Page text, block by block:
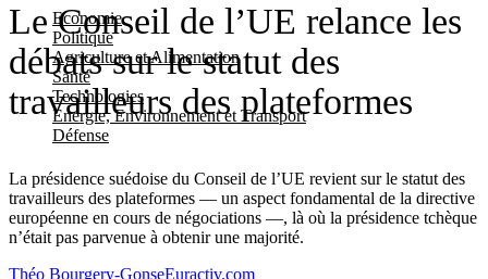
Economie
Politique
Agriculture et Alimentation
Santé
Technologies
Energie, Environnement et Transport
Défense
Le Conseil de l’UE relance les
débats sur le statut des
travailleurs des plateformes
La présidence suédoise du Conseil de l’UE revient sur le statut des
travailleurs des plateformes — un aspect fondamental de la directive
européenne en cours de négociations —, là où la présidence tchèque
n’était pas parvenue à obtenir une majorité.
Théo Bourgery-GonseEuractiv.com